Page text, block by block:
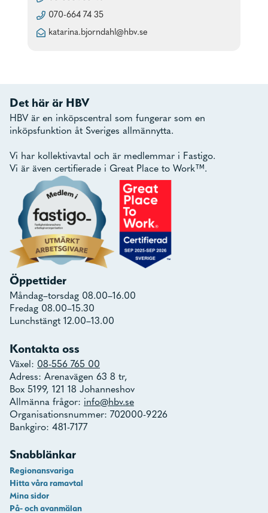
070-664 74 35
katarina.bjorndahl@hbv.se
Det här är HBV
HBV är en inköpscentral som fungerar som en
inköpsfunktion åt Sveriges allmännytta.
Vi har kollektivavtal och är medlemmar i Fastigo.
Vi är även certifierade i Great Place to Work™.
Öppettider
Måndag–torsdag 08.00–16.00
Fredag 08.00–15.30
Lunchstängt 12.00–13.00
Kontakta oss
Växel: 08-556 765 00
Adress: Arenavägen 63 8 tr,
Box 5199, 121 18 Johanneshov
Allmänna frågor: info@hbv.se
Organisationsnummer: 702000-9226
Bankgiro: 481-7177
Snabblänkar
Regionansvariga
Hitta våra ramavtal
Mina sidor
På- och avanmälan